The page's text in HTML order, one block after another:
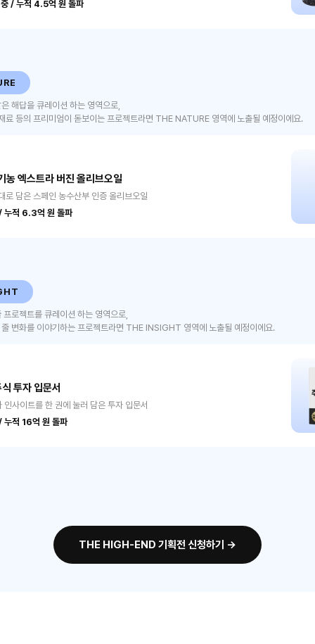
/ 누적 4.5억 원 돌파
해답을 큐레이션 하는 영역으로,
료 등의 프리미엄이 돋보이는 프로젝트라면 THE NATURE 영역에 노출될 예정이에요.
농 엑스트라 버진 올리브오일
로 담은 스페인 농수산부 인증 올리브오일
누적 6.3억 원 돌파
로젝트를 큐레이션 하는 영역으로,
변화를 이야기하는 프로젝트라면 THE INSIGHT 영역에 노출될 예정이에요.
투자 입문서
인사이트를 한 권에 눌러 담은 투자 입문서
누적 16억 원 돌파
THE HIGH-END 기획전 신청하기 →